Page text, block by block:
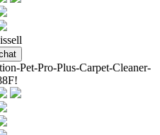
Pet-Pro-Plus-Carpet-Cleaner-